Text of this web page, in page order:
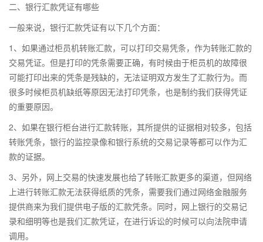
二、银行汇款凭证有哪些
一般来说，银行汇款凭证有以下几个方面：
1、如果通过柜员机转账汇款，可以打印交易凭条，作为转账汇款的
交易凭证。但是打印的凭条需要正确，有时候由于柜员机的故障很
可能打印出来的凭条是残缺的，无法证明双方发生了汇款行为。而
很多时候柜员机缺纸等原因无法打印凭条，也是制约我们获得凭证
的重要原因。
2、如果在银行柜台进行汇款转账，其所提供的证据相对较多，包括
转账凭条，银行的监控录像和银行系统的交易记录等都可以作为汇
款的证据。
3、另外，网上交易的快速发展也给了转账汇款更多的渠道，但网络
上进行转账汇款无法获得纸质的凭条，需要我们通过网络金融服务
提供商来为我们提供电子版的汇款凭条。同时，网上银行的交易记
录和细明等也是我们汇款凭证，在进行诉讼的时候可以向法院申请
调用。